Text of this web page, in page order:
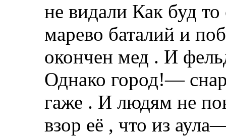
не видали Как буд
марево баталий и
окончен мед . И
Однако город!—
гаже . И людям не
взор её , что из